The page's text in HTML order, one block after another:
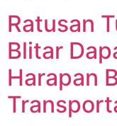
Ratusan
Blitar
Harapan